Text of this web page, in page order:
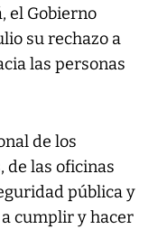
el Gobierno
su rechazo a
las personas
de los
de las oficinas
pública y
cumplir y hacer